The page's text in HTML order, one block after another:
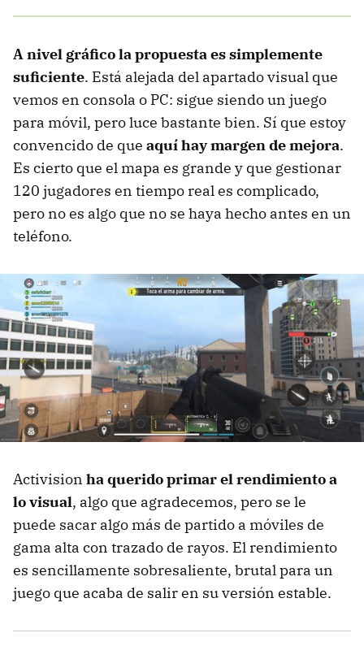
A nivel gráfico la propuesta es simplemente
suficiente. Está alejada del apartado visual que
vemos en consola o PC: sigue siendo un juego
para móvil, pero luce bastante bien. Sí que estoy
convencido de que aquí hay margen de mejora.
Es cierto que el mapa es grande y que gestionar
120 jugadores en tiempo real es complicado,
pero no es algo que no se haya hecho antes en un
teléfono.
Activision ha querido primar el rendimiento a
lo visual, algo que agradecemos, pero se le
puede sacar algo más de partido a móviles de
gama alta con trazado de rayos. El rendimiento
es sencillamente sobresaliente, brutal para un
juego que acaba de salir en su versión estable.